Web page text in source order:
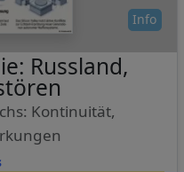
Info
Russland,
Kontinuität,